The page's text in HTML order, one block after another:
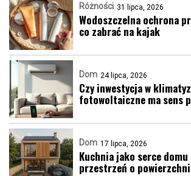
Różności 31 lipca, 2026
Wodoszczelna ochrona
co zabrać na kajak
Dom 24 lipca, 2026
Czy inwestycja w
fotowoltaiczne ma sens
Dom 17 lipca, 2026
Kuchnia jako serce
przestrzeń o